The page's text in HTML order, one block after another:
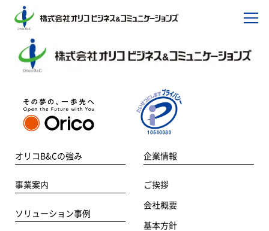
オリコB&Cの強み
事業案内
ソリューション事例
企業情報
ご挨拶
会社概要
基本方針